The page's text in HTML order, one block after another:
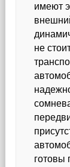
имеют
не
готовы